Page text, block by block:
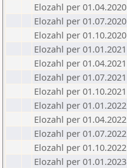
Elozahl per 01.04.2020
Elozahl per 01.07.2020
Elozahl per 01.10.2020
Elozahl per 01.01.2021
Elozahl per 01.04.2021
Elozahl per 01.07.2021
Elozahl per 01.10.2021
Elozahl per 01.01.2022
Elozahl per 01.04.2022
Elozahl per 01.07.2022
Elozahl per 01.10.2022
Elozahl per 01.01.2023